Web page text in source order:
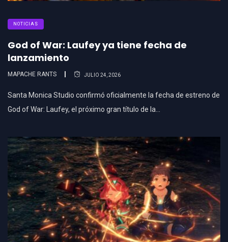
NOTICIAS
God of War: Laufey ya tiene fecha de
lanzamiento
MAPACHE RANTS JULIO 24, 2026
Santa Monica Studio confirmó oficialmente la fecha de estreno de
God of War: Laufey, el próximo gran título de la…